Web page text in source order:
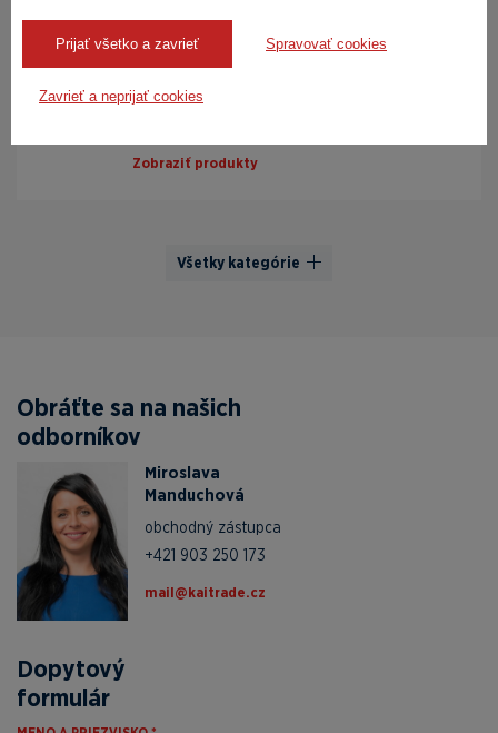
Prijať všetko a zavrieť Spravovať cookies
Zavrieť a neprijať cookies
tepelnú záťaž materiálu. Neustálym
Zobraziť produkty
Všetky kategórie
Obráťte sa na našich
odborníkov
Miroslava
Manduchová
obchodný zástupca
+421 903 250 173
zc.edartiak@liam
Dopytový
formulár